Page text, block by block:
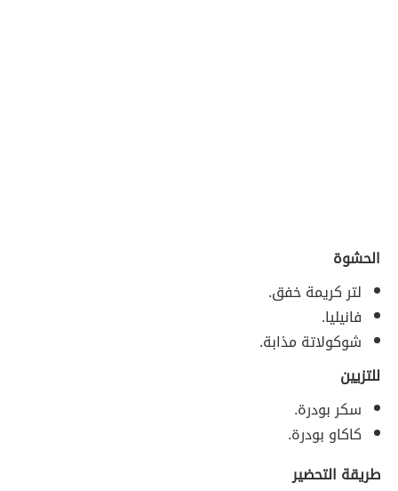
الحشوة
لتر كريمة خفق.
فانيليا.
شوكولاتة مذابة.
للتزيين
سكر بودرة.
كاكاو بودرة.
طريقة التحضير